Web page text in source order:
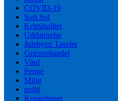
COVID-19
Sort Sol
Kriminalitet
Uddannelse
Julebyen Tønder
Grænsehandel
Vind
Penge
Miljø
politi
Kongehuset